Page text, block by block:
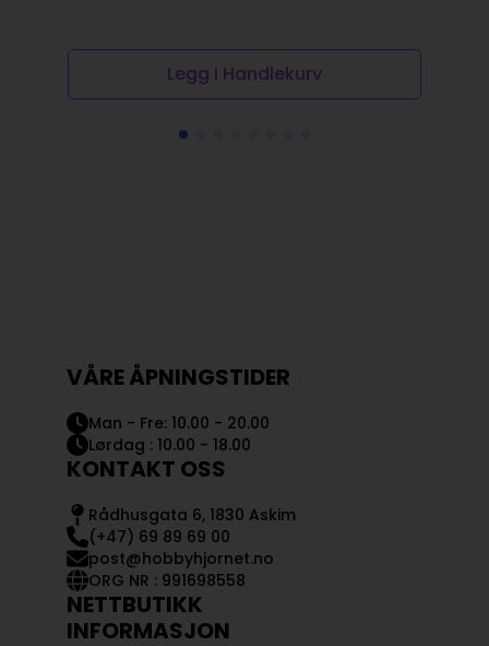
Legg I Handlekurv
VÅRE ÅPNINGSTIDER
Man - Fre: 10.00 - 20.00
Lørdag : 10.00 - 18.00
KONTAKT OSS
Rådhusgata 6, 1830 Askim
(+47) 69 89 69 00
post@hobbyhjornet.no
ORG NR : 991698558
NETTBUTIKK
INFORMASJON